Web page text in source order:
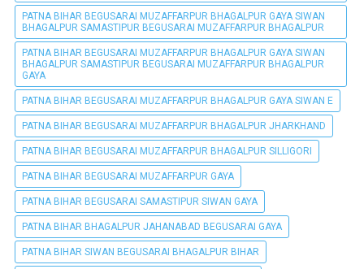
PATNA BIHAR BEGUSARAI MUZAFFARPUR BHAGALPUR GAYA SIWAN
BHAGALPUR SAMASTIPUR BEGUSARAI MUZAFFARPUR BHAGALPUR
PATNA BIHAR BEGUSARAI MUZAFFARPUR BHAGALPUR GAYA SIWAN
BHAGALPUR SAMASTIPUR BEGUSARAI MUZAFFARPUR BHAGALPUR
GAYA
PATNA BIHAR BEGUSARAI MUZAFFARPUR BHAGALPUR GAYA SIWAN E
PATNA BIHAR BEGUSARAI MUZAFFARPUR BHAGALPUR JHARKHAND
PATNA BIHAR BEGUSARAI MUZAFFARPUR BHAGALPUR SILLIGORI
PATNA BIHAR BEGUSARAI MUZAFFARPUR GAYA
PATNA BIHAR BEGUSARAI SAMASTIPUR SIWAN GAYA
PATNA BIHAR BHAGALPUR JAHANABAD BEGUSARAI GAYA
PATNA BIHAR SIWAN BEGUSARAI BHAGALPUR BIHAR